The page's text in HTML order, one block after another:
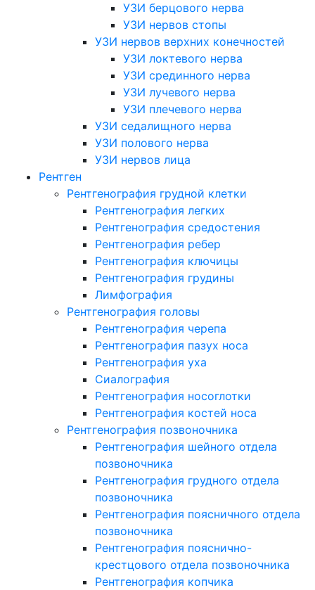
УЗИ берцового нерва
УЗИ нервов стопы
УЗИ нервов верхних конечностей
УЗИ локтевого нерва
УЗИ срединного нерва
УЗИ лучевого нерва
УЗИ плечевого нерва
УЗИ седалищного нерва
УЗИ полового нерва
УЗИ нервов лица
Рентген
Рентгенография грудной клетки
Рентгенография легких
Рентгенография средостения
Рентгенография ребер
Рентгенография ключицы
Рентгенография грудины
Лимфография
Рентгенография головы
Рентгенография черепа
Рентгенография пазух носа
Рентгенография уха
Сиалография
Рентгенография носоглотки
Рентгенография костей носа
Рентгенография позвоночника
Рентгенография шейного отдела
позвоночника
Рентгенография грудного отдела
позвоночника
Рентгенография поясничного отдела
позвоночника
Рентгенография пояснично-
крестцового отдела позвоночника
Рентгенография копчика